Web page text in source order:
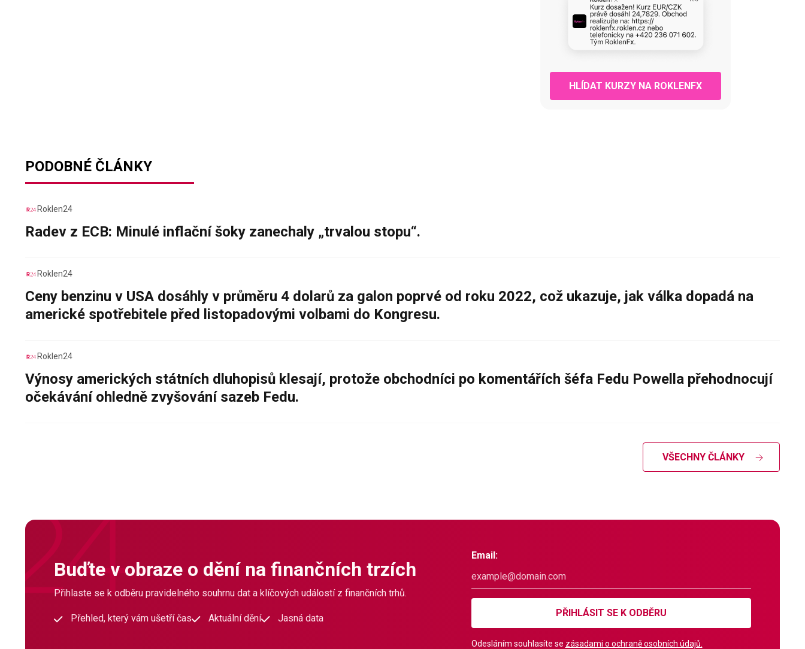
HLÍDAT KURZY NA ROKLENFX
PODOBNÉ ČLÁNKY
Roklen24
Radev z ECB: Minulé inflační šoky zanechaly „trvalou stopu“.
Roklen24
Ceny benzinu v USA dosáhly v průměru 4 dolarů za galon poprvé od roku 2022, což ukazuje, jak válka dopadá na
americké spotřebitele před listopadovými volbami do Kongresu.
Roklen24
Výnosy amerických státních dluhopisů klesají, protože obchodníci po komentářích šéfa Fedu Powella přehodnocují
očekávání ohledně zvyšování sazeb Fedu.
VŠECHNY ČLÁNKY
Buďte v obraze o dění na finančních trzích
Přihlaste se k odběru pravidelného souhrnu dat a klíčových událostí z finančních trhů.
Přehled, který vám ušetří čas Aktuální dění Jasná data
Email:
PŘIHLÁSIT SE K ODBĚRU
Odesláním souhlasíte se zásadami o ochraně osobních údajů.